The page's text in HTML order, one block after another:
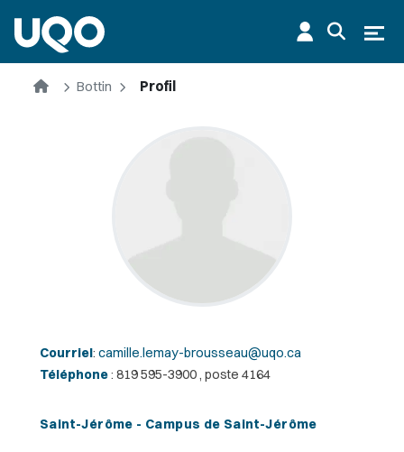
AccueilBottin Profil
Courriel: camille.lemay-brousseau@uqo.ca
Téléphone: 819 595-3900 , poste 4164
Saint-Jérôme - Campus de Saint-Jérôme